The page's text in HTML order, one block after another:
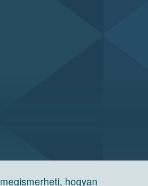
megismerheti, hogyan